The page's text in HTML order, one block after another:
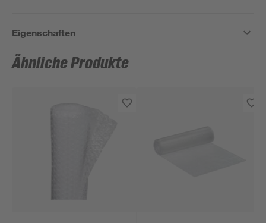
Eigenschaften
Ähnliche Produkte